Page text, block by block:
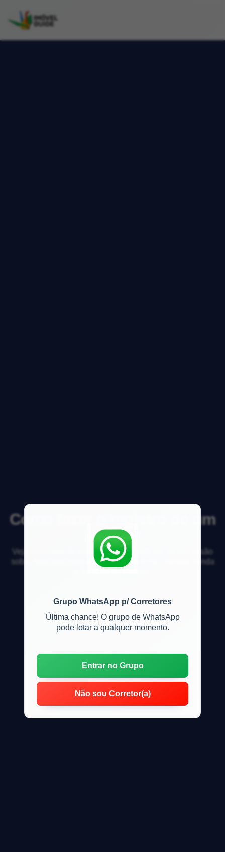
Grupo WhatsApp p/ Corretores
Última chance! O grupo de WhatsApp
pode lotar a qualquer momento.
Entrar no Grupo
Não sou Corretor(a)
Como fazer o registro de um
imóvel?
Veja respostas de especialistas e participe da discussão
sobre mercado imobiliário, financiamento, compra, venda
e locação de imóveis